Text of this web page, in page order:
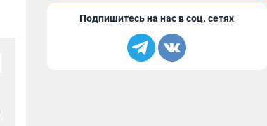
Подпишитесь на нас в соц. сетях